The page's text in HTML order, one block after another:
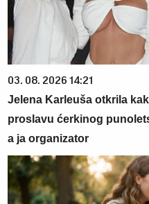
03. 08. 2026 14:21
Jelena Karleuša otkrila
proslavu ćerkinog
a ja organizator